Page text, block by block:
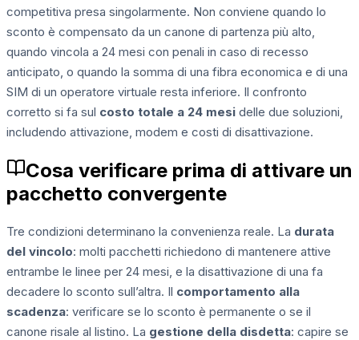
competitiva presa singolarmente. Non conviene quando lo
sconto è compensato da un canone di partenza più alto,
quando vincola a 24 mesi con penali in caso di recesso
anticipato, o quando la somma di una fibra economica e di una
SIM di un operatore virtuale resta inferiore. Il confronto
corretto si fa sul costo totale a 24 mesi delle due soluzioni,
includendo attivazione, modem e costi di disattivazione.
Cosa verificare prima di attivare un
pacchetto convergente
Tre condizioni determinano la convenienza reale. La durata
del vincolo: molti pacchetti richiedono di mantenere attive
entrambe le linee per 24 mesi, e la disattivazione di una fa
decadere lo sconto sull’altra. Il comportamento alla
scadenza: verificare se lo sconto è permanente o se il
canone risale al listino. La gestione della disdetta: capire se